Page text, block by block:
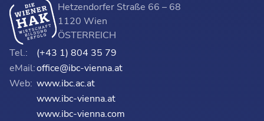
Hetzendorfer Straße 66 – 68
1120 Wien
ÖSTERREICH
Tel.:
(+43 1) 804 35 79
eMail:office@ibc-vienna.at
Web: www.ibc.ac.at
www.ibc-vienna.at
www.ibc-vienna.com